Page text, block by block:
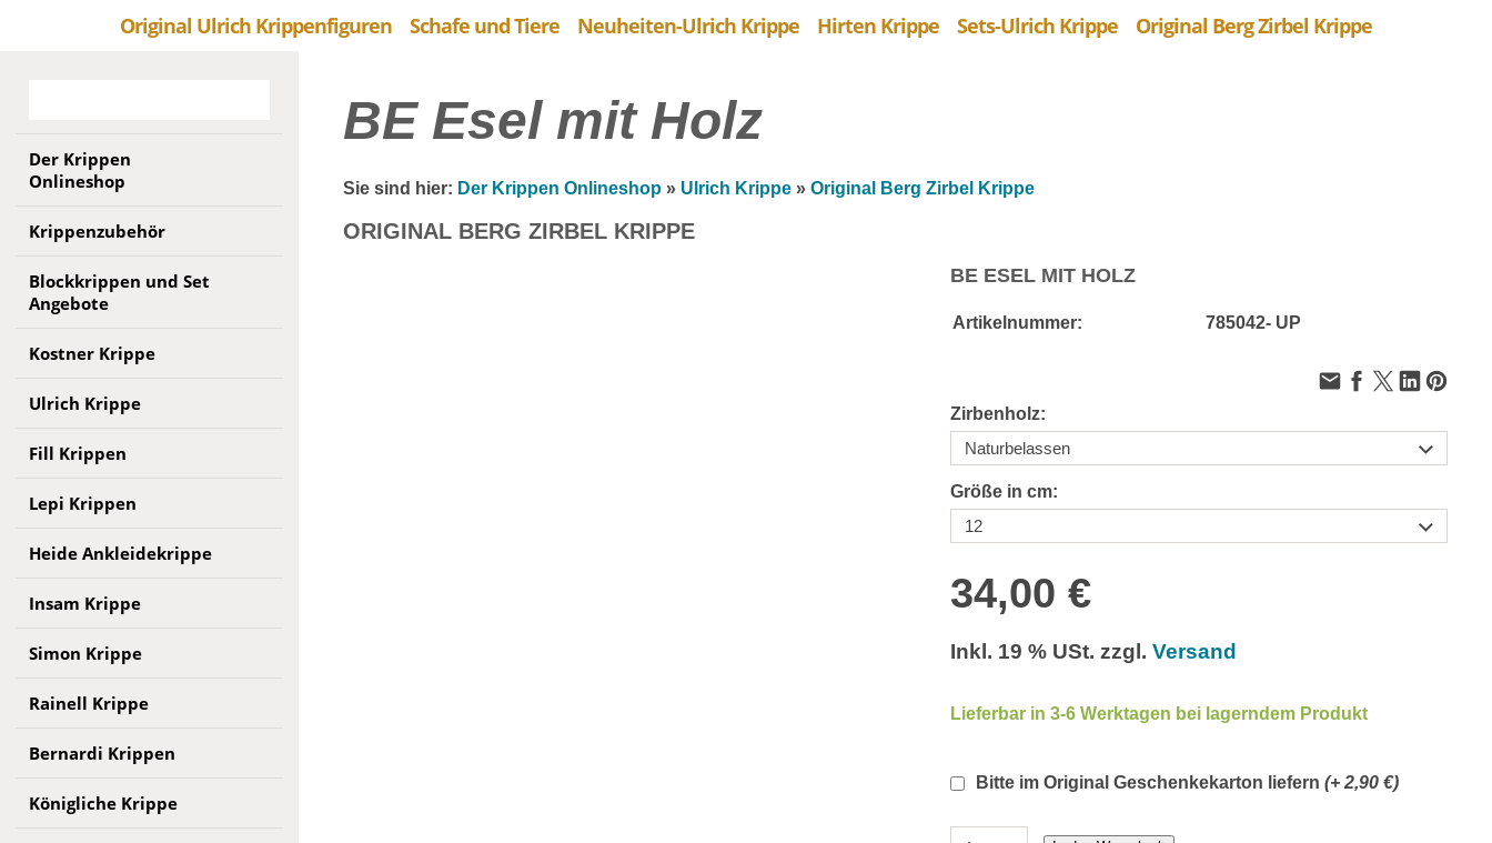
Original Ulrich Krippenfiguren Schafe und Tiere Neuheiten-Ulrich Krippe Hirten Krippe Sets-Ulrich Krippe Original Berg Zirbel Krippe
Der Krippen
Onlineshop
Krippenzubehör
Blockkrippen und Set
Angebote
Kostner Krippe
Ulrich Krippe
Fill Krippen
Lepi Krippen
Heide Ankleidekrippe
Insam Krippe
Simon Krippe
Rainell Krippe
Bernardi Krippen
Königliche Krippe
BE Esel mit Holz
Sie sind hier: Der Krippen Onlineshop» Ulrich Krippe» Original Berg Zirbel Krippe
ORIGINAL BERG ZIRBEL KRIPPE
BE ESEL MIT HOLZ
Artikelnummer: 785042- UP
Zirbenholz:
Größe in cm:
34,00 €
Inkl. 19 % USt. zzgl.Versand
Lieferbar in 3-6 Werktagen bei lagerndem Produkt
Bitte im Original Geschenkekarton liefern(+ 2,90 €)